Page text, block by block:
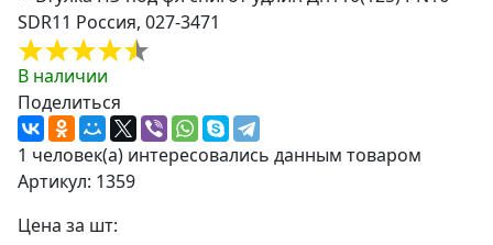
В наличии
Поделиться
1 человек(а) интересовались данным товаром
Артикул: 1359
Цена за шт: